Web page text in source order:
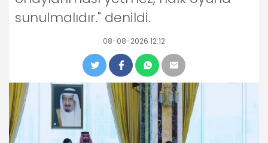
sunulmalıdır." denildi.
08-08-2026 12:12